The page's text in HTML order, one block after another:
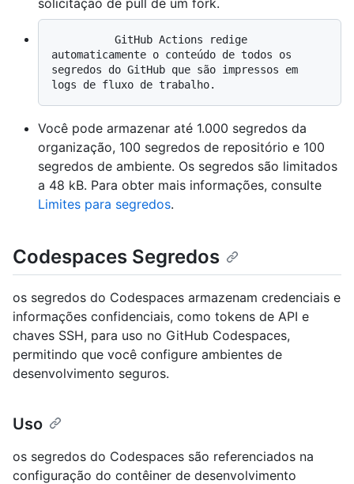
automaticamente o conteúdo de todos os
segredos do GitHub que são impressos em
Você pode armazenar até 1.000 segredos da
organização, 100 segredos de repositório e 100
segredos de ambiente. Os segredos são limitados
a 48 kB. Para obter mais informações, consulte
Limites para segredos.
Codespaces Segredos
os segredos do Codespaces armazenam credenciais e
informações confidenciais, como tokens de API e
chaves SSH, para uso no GitHub Codespaces,
permitindo que você configure ambientes de
desenvolvimento seguros.
Uso
os segredos do Codespaces são referenciados na
configuração do contêiner de desenvolvimento